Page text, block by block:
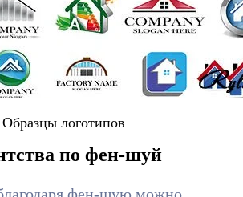
Образцы логотипов
по фен-шуй